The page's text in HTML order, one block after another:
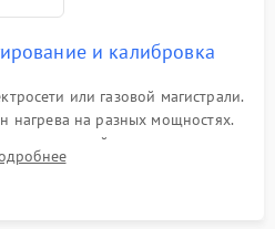
и калибровка
или газовой магистрали.
нагрева на разных мощностях.
таймера, индикаторов
защиты от перегрева.